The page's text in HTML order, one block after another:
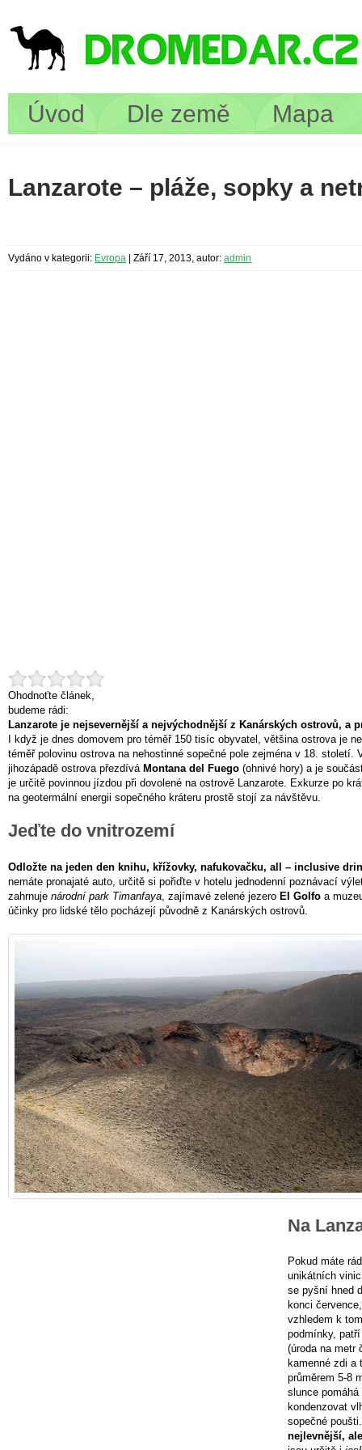
Úvod Dle země Mapa
Lanzarote – pláže, sopky a
Vydáno v kategorii: Evropa Září 17, 2013, autor: admin
Ohodnoťte článek,
budeme rádi:
Lanzarote je nejsevernější a nejvýchodnější z Kanárských ostrovů,
I když je dnes domovem pro téměř 150 tisíc obyvatel, většina ostrova je
téměř polovinu ostrova na nehostinné sopečné pole zejména v 18.
jihozápadě ostrova přezdívá Montana del Fuego (ohnivé hory) a je
je určitě povinnou jízdou při dovolené na ostrově Lanzarote. Exkurze po
na geotermální energii sopečného kráteru prostě stojí za návštěvu.
Jeďte do vnitrozemí
Odložte na jeden den knihu, křížovky, nafukovačku, all – inclusive
nemáte pronajaté auto, určitě si pořiďte v hotelu jednodenní poznávací
zahrnuje národní park Timanfaya , zajímavé zelené jezero El Golfo a
účinky pro lidské tělo pocházejí původně z Kanárských ostrovů.
Na
Pokud máte
unikátních
se pyšní hned
konci
vzhledem k
podmínky,
(úroda na metr
kamenné zdi a
průměrem 5-8
slunce
kondenzovat
sopečné
nejlevnější,